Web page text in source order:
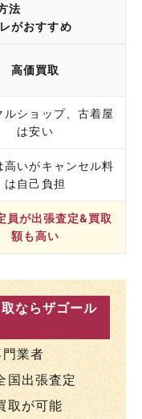
法
がおすすめ
高価買取
ルショップ、古着屋
は安い
高いがキャンセル料
は自己負担
員が出張査定&買取
額も高い
ならザゴール
業者
国出張査定
取が可能